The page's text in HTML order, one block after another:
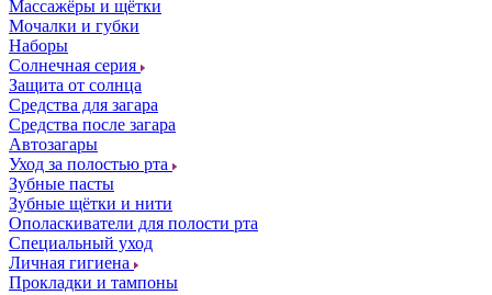
Массажёры и щётки
Мочалки и губки
Наборы
Солнечная серия
Защита от солнца
Средства для загара
Средства после загара
Автозагары
Уход за полостью рта
Зубные пасты
Зубные щётки и нити
Ополаскиватели для полости рта
Специальный уход
Личная гигиена
Прокладки и тампоны